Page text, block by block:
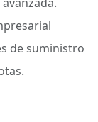
de suministro